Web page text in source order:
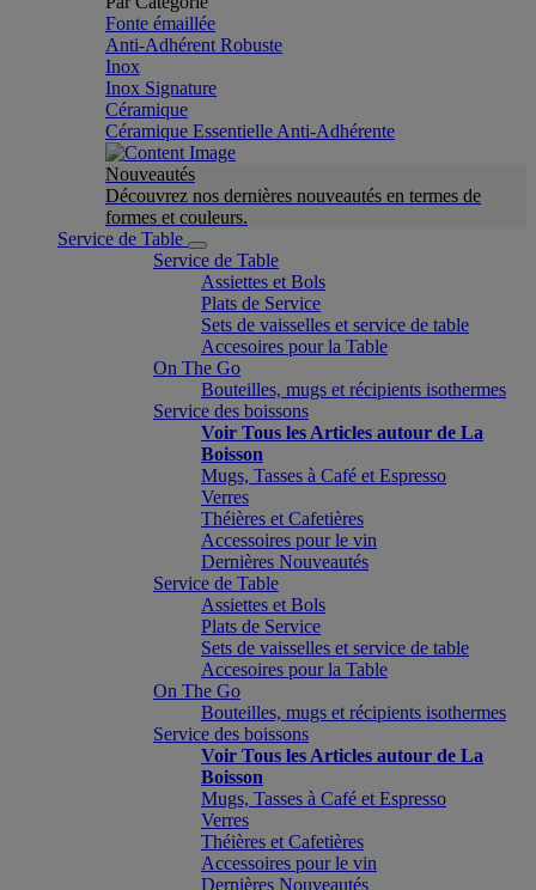
Fonte émaillée
Anti-Adhérent Robuste
Inox
Inox Signature
Céramique
Céramique Essentielle Anti-Adhérente
Nouveautés
Découvrez nos dernières nouveautés en termes de
formes et couleurs.
Service de Table
Service de Table
Assiettes et Bols
Plats de Service
Sets de vaisselles et service de table
Accesoires pour la Table
On The Go
Bouteilles, mugs et récipients isothermes
Service des boissons
Voir Tous les Articles autour de La
Boisson
Mugs, Tasses à Café et Espresso
Verres
Théières et Cafetières
Accessoires pour le vin
Dernières Nouveautés
Service de Table
Assiettes et Bols
Plats de Service
Sets de vaisselles et service de table
Accesoires pour la Table
On The Go
Bouteilles, mugs et récipients isothermes
Service des boissons
Voir Tous les Articles autour de La
Boisson
Mugs, Tasses à Café et Espresso
Verres
Théières et Cafetières
Accessoires pour le vin
Dernières Nouveautés